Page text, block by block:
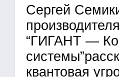
Сергей
“ГИГАНТ —
квантовая